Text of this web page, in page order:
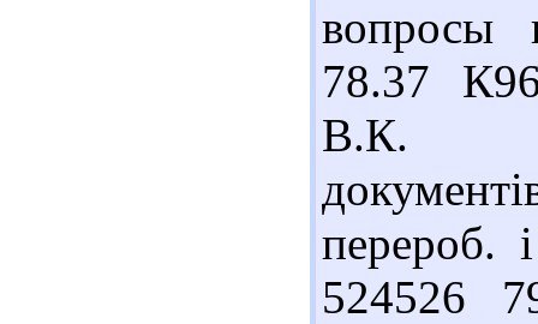
вопросы
78.37
В.К.
перероб.
524526